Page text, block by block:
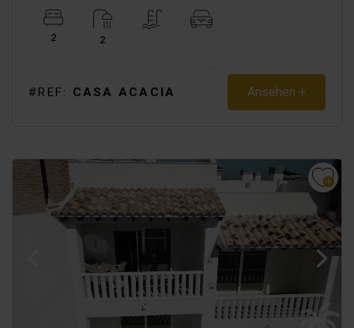
2 2
#REF: CASA ACACIA Ansehen +